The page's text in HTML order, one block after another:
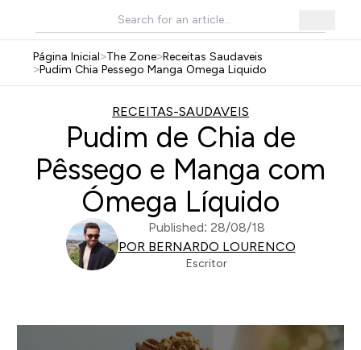
Página Inicial>The Zone>Receitas Saudaveis
>Pudim Chia Pessego Manga Omega Liquido
RECEITAS-SAUDAVEIS
Pudim de Chia de
Pêssego e Manga com
Ómega Líquido
Published: 28/08/18
POR BERNARDO LOURENCO
Escritor